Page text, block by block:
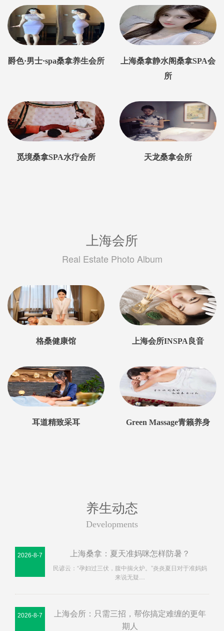
爵色·男士·spa桑拿养生会所
上海桑拿静水阁桑拿SPA会
所
觅境桑拿SPA水疗会所 天龙桑拿会所
上海会所
Real Estate Photo Album
格桑健康馆 上海会所INSPA良音
耳道精致采耳 Green Massage青籟养身
养生动态
Developments
2026-8-7 上海桑拿：夏天准妈咪怎样防暑？
民谚云：“孕妇过三伏，腹中揣火炉。”炎炎夏日对于准妈妈
来说无疑…
2026-8-7
上海会所：只需三招，帮你搞定难缠的更年
期人